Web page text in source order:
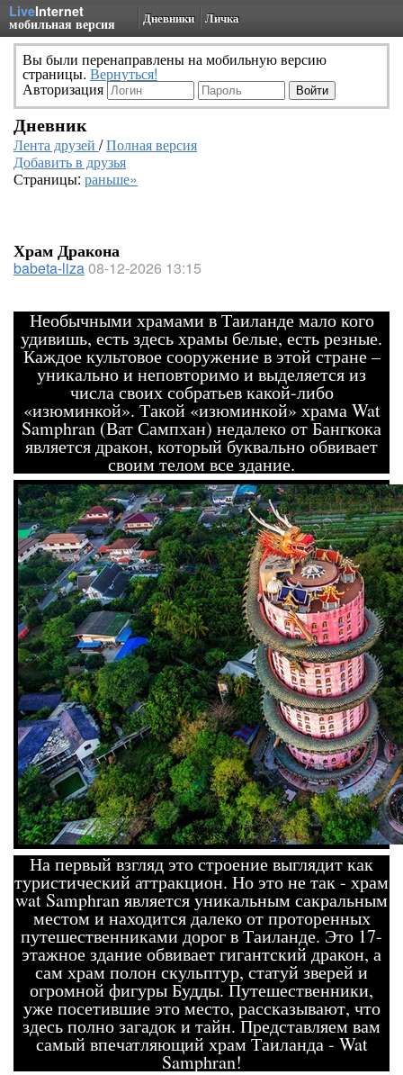
LiveInternet
мобильная версия Дневники Личка
Вы были перенаправлены на мобильную версию
страницы. Вернуться!
Авторизация
Дневник
Лента друзей /Полная версия
Добавить в друзья
Страницы: раньше»
Храм Дракона
babeta-liza08-12-2026 13:15
Необычными храмами в Таиланде мало кого
удивишь, есть здесь храмы белые, есть резные.
Каждое культовое сооружение в этой стране –
уникально и неповторимо и выделяется из
числа своих собратьев какой-либо
«изюминкой». Такой «изюминкой» храма Wat
Samphran (Ват Сампхан) недалеко от Бангкока
является дракон, который буквально обвивает
своим телом все здание.
На первый взгляд это строение выглядит как
туристический аттракцион. Но это не так - храм
wat Samphran является уникальным сакральным
местом и находится далеко от проторенных
путешественниками дорог в Таиланде. Это 17-
этажное здание обвивает гигантский дракон, а
сам храм полон скульптур, статуй зверей и
огромной фигуры Будды. Путешественники,
уже посетившие это место, рассказывают, что
здесь полно загадок и тайн. Представляем вам
самый впечатляющий храм Таиланда - Wat
Samphran!